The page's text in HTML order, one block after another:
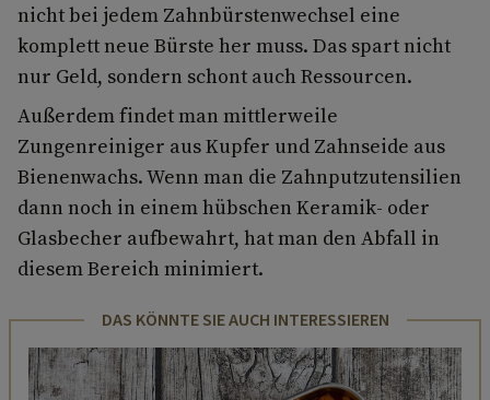
nicht bei jedem Zahnbürstenwechsel eine
komplett neue Bürste her muss. Das spart nicht
nur Geld, sondern schont auch Ressourcen.
Außerdem findet man mittlerweile
Zungenreiniger aus Kupfer und Zahnseide aus
Bienenwachs. Wenn man die Zahnputzutensilien
dann noch in einem hübschen Keramik- oder
Glasbecher aufbewahrt, hat man den Abfall in
diesem Bereich minimiert.
DAS KÖNNTE SIE AUCH INTERESSIEREN